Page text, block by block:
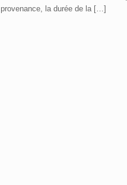
provenance, la durée de la[…]